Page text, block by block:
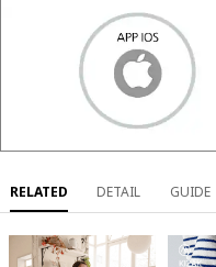
RELATED DETAIL GUIDE